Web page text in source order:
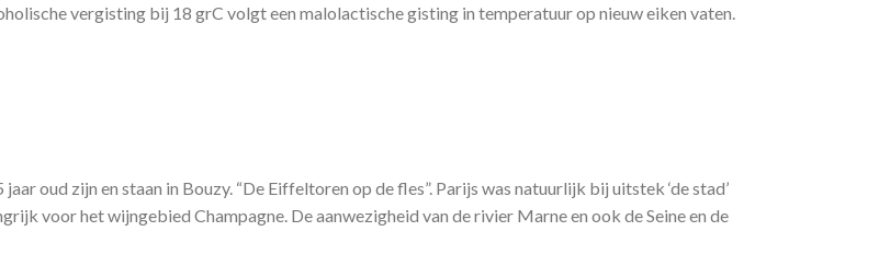
vergisting bij 18 grC volgt een malolactische gisting in temperatuur op nieuw eiken vaten.
oud zijn en staan in Bouzy. “De Eiffeltoren op de fles”. Parijs was natuurlijk bij uitstek ‘de stad’
voor het wijngebied Champagne. De aanwezigheid van de rivier Marne en ook de Seine en de